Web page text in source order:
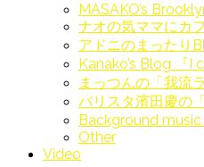
MASAKO’s
ナオの気ママにカ
アドニのまったり
Kanako’s Blog 『I
まっつんの「我流
バリスタ濱田慶の
Background music
Other
Video